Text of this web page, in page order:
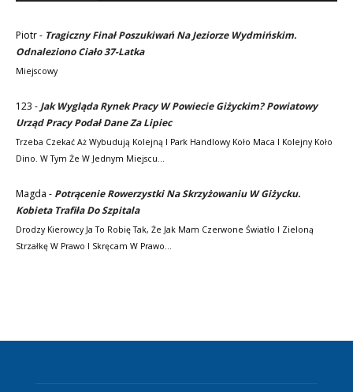
Piotr- Tragiczny Finał Poszukiwań Na Jeziorze Wydmińskim.
Odnaleziono Ciało 37-Latka
Miejscowy
123 - Jak Wygląda Rynek Pracy W Powiecie Giżyckim? Powiatowy
Urząd Pracy Podał Dane Za Lipiec
Trzeba Czekać Aż Wybudują Kolejną I Park Handlowy Koło Maca I Kolejny Koło
Dino. W Tym Że W Jednym Miejscu…
Magda - Potrącenie Rowerzystki Na Skrzyżowaniu W Giżycku.
Kobieta Trafiła Do Szpitala
Drodzy Kierowcy Ja To Robię Tak, Że Jak Mam Czerwone Światło I Zieloną
Strzałkę W Prawo I Skręcam W Prawo…